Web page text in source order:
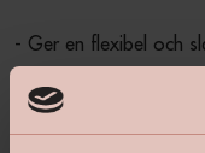
- Ger en flexibel och